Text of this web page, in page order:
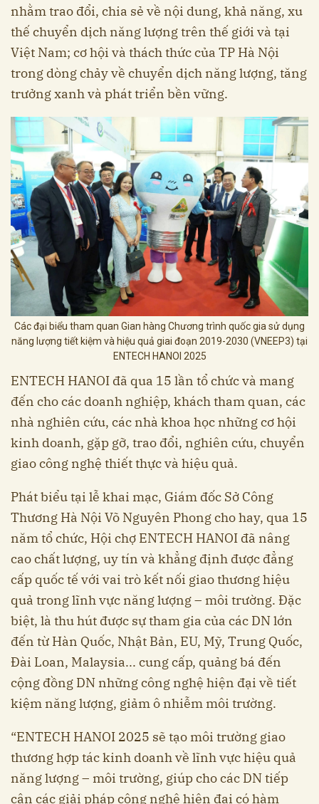
nhằm trao đổi, chia sẻ về nội dung, khả năng, xu
thế chuyển dịch năng lượng trên thế giới và tại
Việt Nam; cơ hội và thách thức của TP Hà Nội
trong dòng chảy về chuyển dịch năng lượng, tăng
trưởng xanh và phát triển bền vững.
Các đại biểu tham quan Gian hàng Chương trình quốc gia sử dụng
năng lượng tiết kiệm và hiệu quả giai đoạn 2019-2030 (VNEEP3) tại
ENTECH HANOI 2025
ENTECH HANOI đã qua 15 lần tổ chức và mang
đến cho các doanh nghiệp, khách tham quan, các
nhà nghiên cứu, các nhà khoa học những cơ hội
kinh doanh, gặp gỡ, trao đổi, nghiên cứu, chuyển
giao công nghệ thiết thực và hiệu quả.
Phát biểu tại lễ khai mạc, Giám đốc Sở Công
Thương Hà Nội Võ Nguyên Phong cho hay, qua 15
năm tổ chức, Hội chợ ENTECH HANOI đã nâng
cao chất lượng, uy tín và khẳng định được đẳng
cấp quốc tế với vai trò kết nối giao thương hiệu
quả trong lĩnh vực năng lượng – môi trường. Đặc
biệt, là thu hút được sự tham gia của các DN lớn
đến từ Hàn Quốc, Nhật Bản, EU, Mỹ, Trung Quốc,
Đài Loan, Malaysia... cung cấp, quảng bá đến
cộng đồng DN những công nghệ hiện đại về tiết
kiệm năng lượng, giảm ô nhiễm môi trường.
“ENTECH HANOI 2025 sẽ tạo môi trường giao
thương hợp tác kinh doanh về lĩnh vực hiệu quả
năng lượng – môi trường, giúp cho các DN tiếp
cận các giải pháp công nghệ hiện đại có hàm